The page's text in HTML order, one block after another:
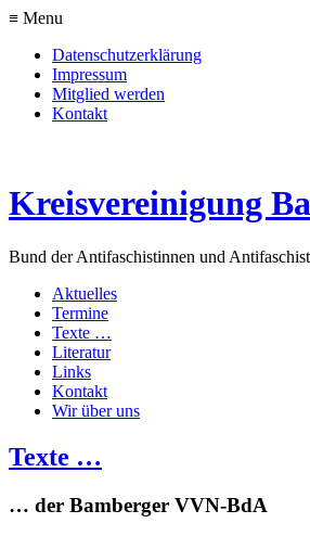
≡ Menu
Datenschutzerklärung
Impressum
Mitglied werden
Kontakt
Kreisvereinigung
Bund der Antifaschistinnen und
Aktuelles
Termine
Texte …
Literatur
Links
Kontakt
Wir über uns
Texte …
… der Bamberger VVN-BdA